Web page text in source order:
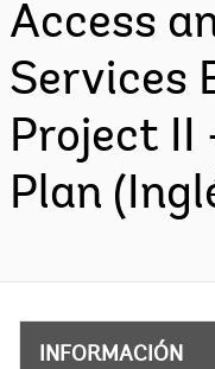
Access
Services
Project II
Plan
INFORMACIÓN